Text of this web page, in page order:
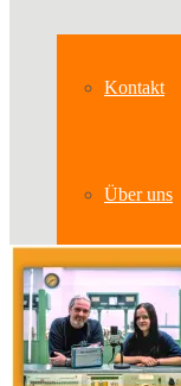
Kontakt
Über uns
Geschichte